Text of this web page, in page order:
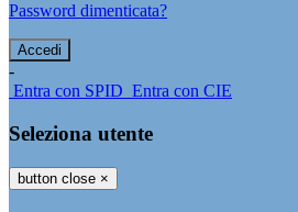
Password dimenticata?
-
Entra con SPID Entra con CIE
Seleziona utente
button close ×